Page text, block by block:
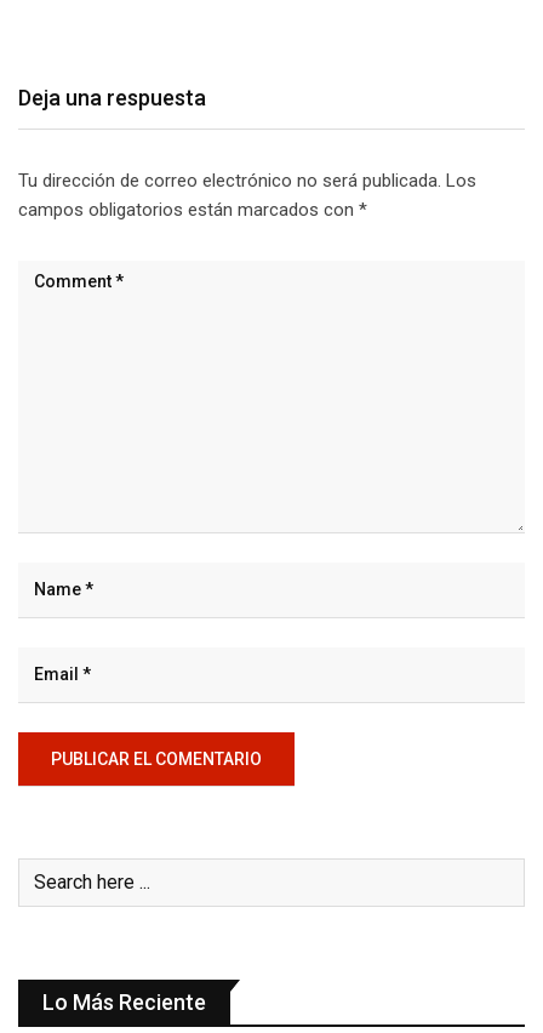
Deja una respuesta
Tu dirección de correo electrónico no será publicada. Los
campos obligatorios están marcados con *
Lo Más Reciente